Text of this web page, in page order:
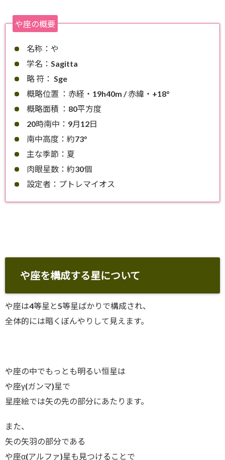
や座の概要
名称：や
学名：Sagitta
略 符： Sge
概略位置 ：赤経・19h40m / 赤緯・+18°
概略面積 ：80平方度
20時南中：9月12日
南中高度：約73°
主な季節：夏
肉眼星数：約30個
設定者：プトレマイオス
や座を構成する星について
や座は4等星と5等星ばかりで構成され、
全体的には暗くぼんやりして見えます。
や座の中でもっとも明るい恒星は
や座γ(ガンマ)星で
星座絵では矢の先の部分にあたります。
また、
矢の矢羽の部分である
や座α(アルファ)星も見つけることで